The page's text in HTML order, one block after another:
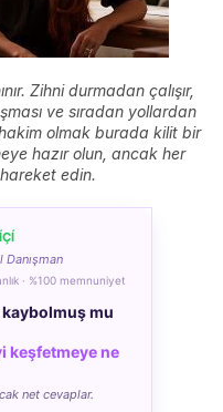
Zihni durmadan çalışır,
ve sıradan yollardan
olmak burada kilit bir
hazır olun, ancak her
edin.
· %100 memnuniyet
kaybolmuş mu
keşfetmeye ne
net cevaplar.